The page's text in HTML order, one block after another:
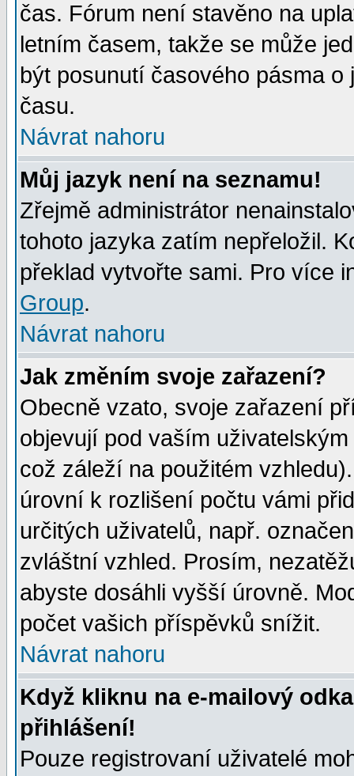
čas. Fórum není stavěno na
letním časem, takže se může
být posunutí časového pásma
času.
Návrat nahoru
Můj jazyk není na seznamu!
Zřejmě administrátor
tohoto jazyka zatím nepřeložil.
překlad vytvořte sami. Pro více
Group.
Návrat nahoru
Jak změním svoje zařazení?
Obecně vzato, svoje zařazení
objevují pod vaším
což záleží na použitém
úrovní k rozlišení počtu vámi
určitých uživatelů, např.
zvláštní vzhled. Prosím,
abyste dosáhli vyšší úrovně.
počet vašich příspěvků snížit.
Návrat nahoru
Když kliknu na e-mailový
přihlášení!
Pouze registrovaní uživatelé